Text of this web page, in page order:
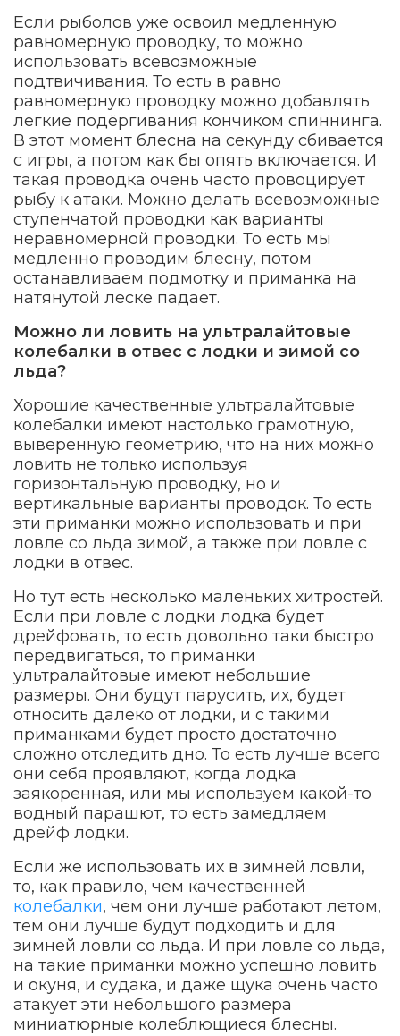
Если рыболов уже освоил медленную
равномерную проводку, то можно
использовать всевозможные
подтвичивания. То есть в равно
равномерную проводку можно добавлять
легкие подёргивания кончиком спиннинга.
В этот момент блесна на секунду сбивается
с игры, а потом как бы опять включается. И
такая проводка очень часто провоцирует
рыбу к атаки. Можно делать всевозможные
ступенчатой проводки как варианты
неравномерной проводки. То есть мы
медленно проводим блесну, потом
останавливаем подмотку и приманка на
натянутой леске падает.
Можно ли ловить на ультралайтовые
колебалки в отвес с лодки и зимой со
льда?
Хорошие качественные ультралайтовые
колебалки имеют настолько грамотную,
выверенную геометрию, что на них можно
ловить не только используя
горизонтальную проводку, но и
вертикальные варианты проводок. То есть
эти приманки можно использовать и при
ловле со льда зимой, а также при ловле с
лодки в отвес.
Но тут есть несколько маленьких хитростей.
Если при ловле с лодки лодка будет
дрейфовать, то есть довольно таки быстро
передвигаться, то приманки
ультралайтовые имеют небольшие
размеры. Они будут парусить, их, будет
относить далеко от лодки, и с такими
приманками будет просто достаточно
сложно отследить дно. То есть лучше всего
они себя проявляют, когда лодка
заякоренная, или мы используем какой-то
водный парашют, то есть замедляем
дрейф лодки.
Если же использовать их в зимней ловли,
то, как правило, чем качественней
колебалки, чем они лучше работают летом,
тем они лучше будут подходить и для
зимней ловли со льда. И при ловле со льда,
на такие приманки можно успешно ловить
и окуня, и судака, и даже щука очень часто
атакует эти небольшого размера
миниатюрные колеблющиеся блесны.